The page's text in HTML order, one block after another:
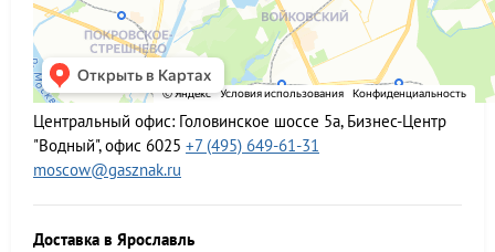
Центральный офис: Головинское шоссе 5а, Бизнес-Центр
"Водный", офис 6025 +7 (495) 649-61-31
moscow@gasznak.ru
Доставка в Ярославль